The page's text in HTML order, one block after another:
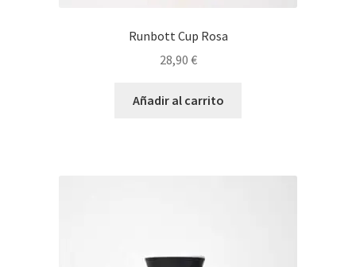
Runbott Cup Rosa
28,90 €
Añadir al carrito